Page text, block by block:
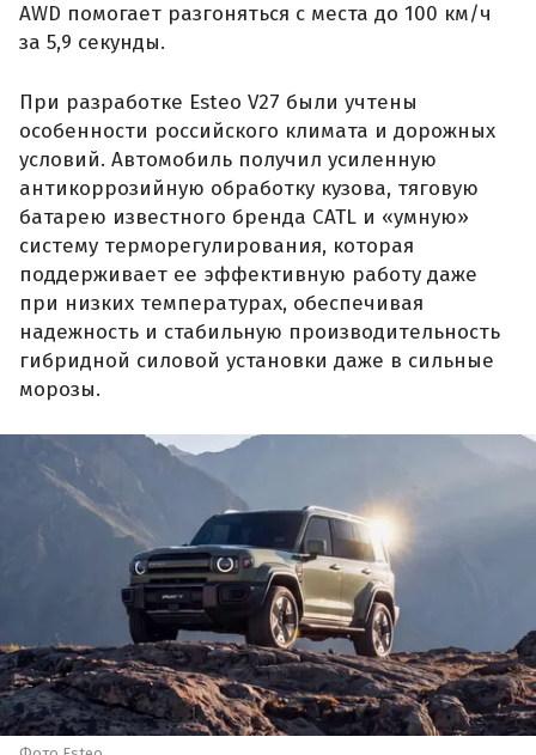
AWD помогает разгоняться с места до 100 км/ч
за 5,9 секунды.
При разработке Esteo V27 были учтены
особенности российского климата и дорожных
условий. Автомобиль получил усиленную
антикоррозийную обработку кузова, тяговую
батарею известного бренда CATL и «умную»
систему терморегулирования, которая
поддерживает ее эффективную работу даже
при низких температурах, обеспечивая
надежность и стабильную производительность
гибридной силовой установки даже в сильные
морозы.